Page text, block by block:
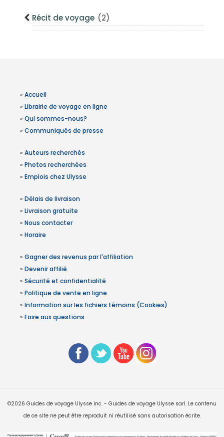
Récit de voyage (2)
» Accueil
» Librairie de voyage en ligne
» Qui sommes-nous?
» Communiqués de presse
» Auteurs recherchés
» Photos recherchées
» Emplois chez Ulysse
» Délais de livraison
» Livraison gratuite
» Nous contacter
» Horaire
» Gagner des revenus par l'affiliation
» Devenir affilié
» Sécurité et confidentialité
» Politique de vente en ligne
» Information sur les fichiers témoins (Cookies)
» Foire aux questions
©2026 Guides de voyage Ulysse inc. - Guides de voyage Ulysse sarl. Le contenu
de ce site ne peut être reproduit ni réutilisé sans autorisation écrite.